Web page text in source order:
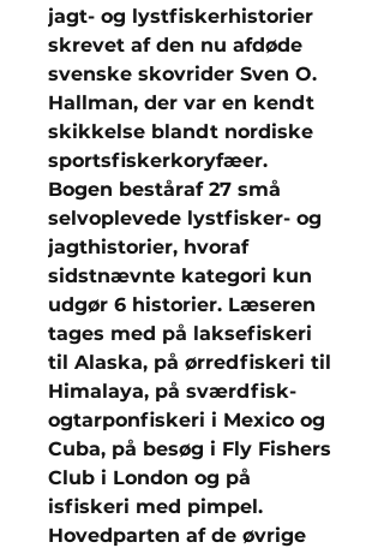
jagt- og lystfiskerhistorier
skrevet af den nu afdøde
svenske skovrider Sven O.
Hallman, der var en kendt
skikkelse blandt nordiske
sportsfiskerkoryfæer.
Bogen beståraf 27 små
selvoplevede lystfisker- og
jagthistorier, hvoraf
sidstnævnte kategori kun
udgør 6 historier. Læseren
tages med på laksefiskeri
til Alaska, på ørredfiskeri til
Himalaya, på sværdfisk-
ogtarponfiskeri i Mexico og
Cuba, på besøg i Fly Fishers
Club i London og på
isfiskeri med pimpel.
Hovedparten af de øvrige